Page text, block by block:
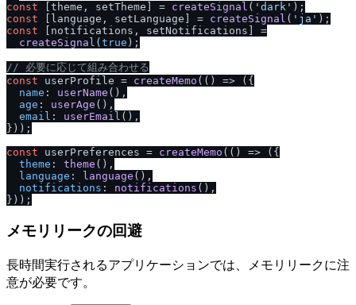
const [theme, setTheme] = createSignal ( 'dark'
const [language, setLanguage] = createSignal ( 'ja'
const [notifications, setNotifications] =
createSignal ( true );
// 必要に応じて組み合わせる
const userProfile = createMemo ( () => ({
name : userName (),
age : userAge (),
email : userEmail (),
}));
const userPreferences = createMemo ( () => ({
theme : theme (),
language : language (),
notifications : notifications (),
メモリリークの回避
長時間実行されるアプリケーションでは、メモリリークに注
意が必要です。